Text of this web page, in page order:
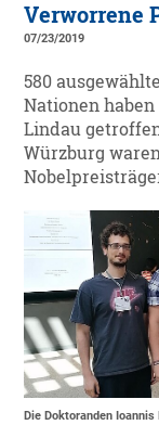
Verworrene
07/23/2019
580
Nationen
Lindau
Würzburg
Die Doktoranden